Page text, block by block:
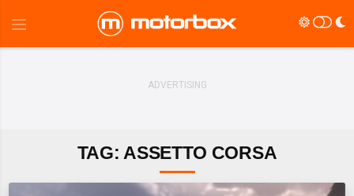
TAG: ASSETTO CORSA